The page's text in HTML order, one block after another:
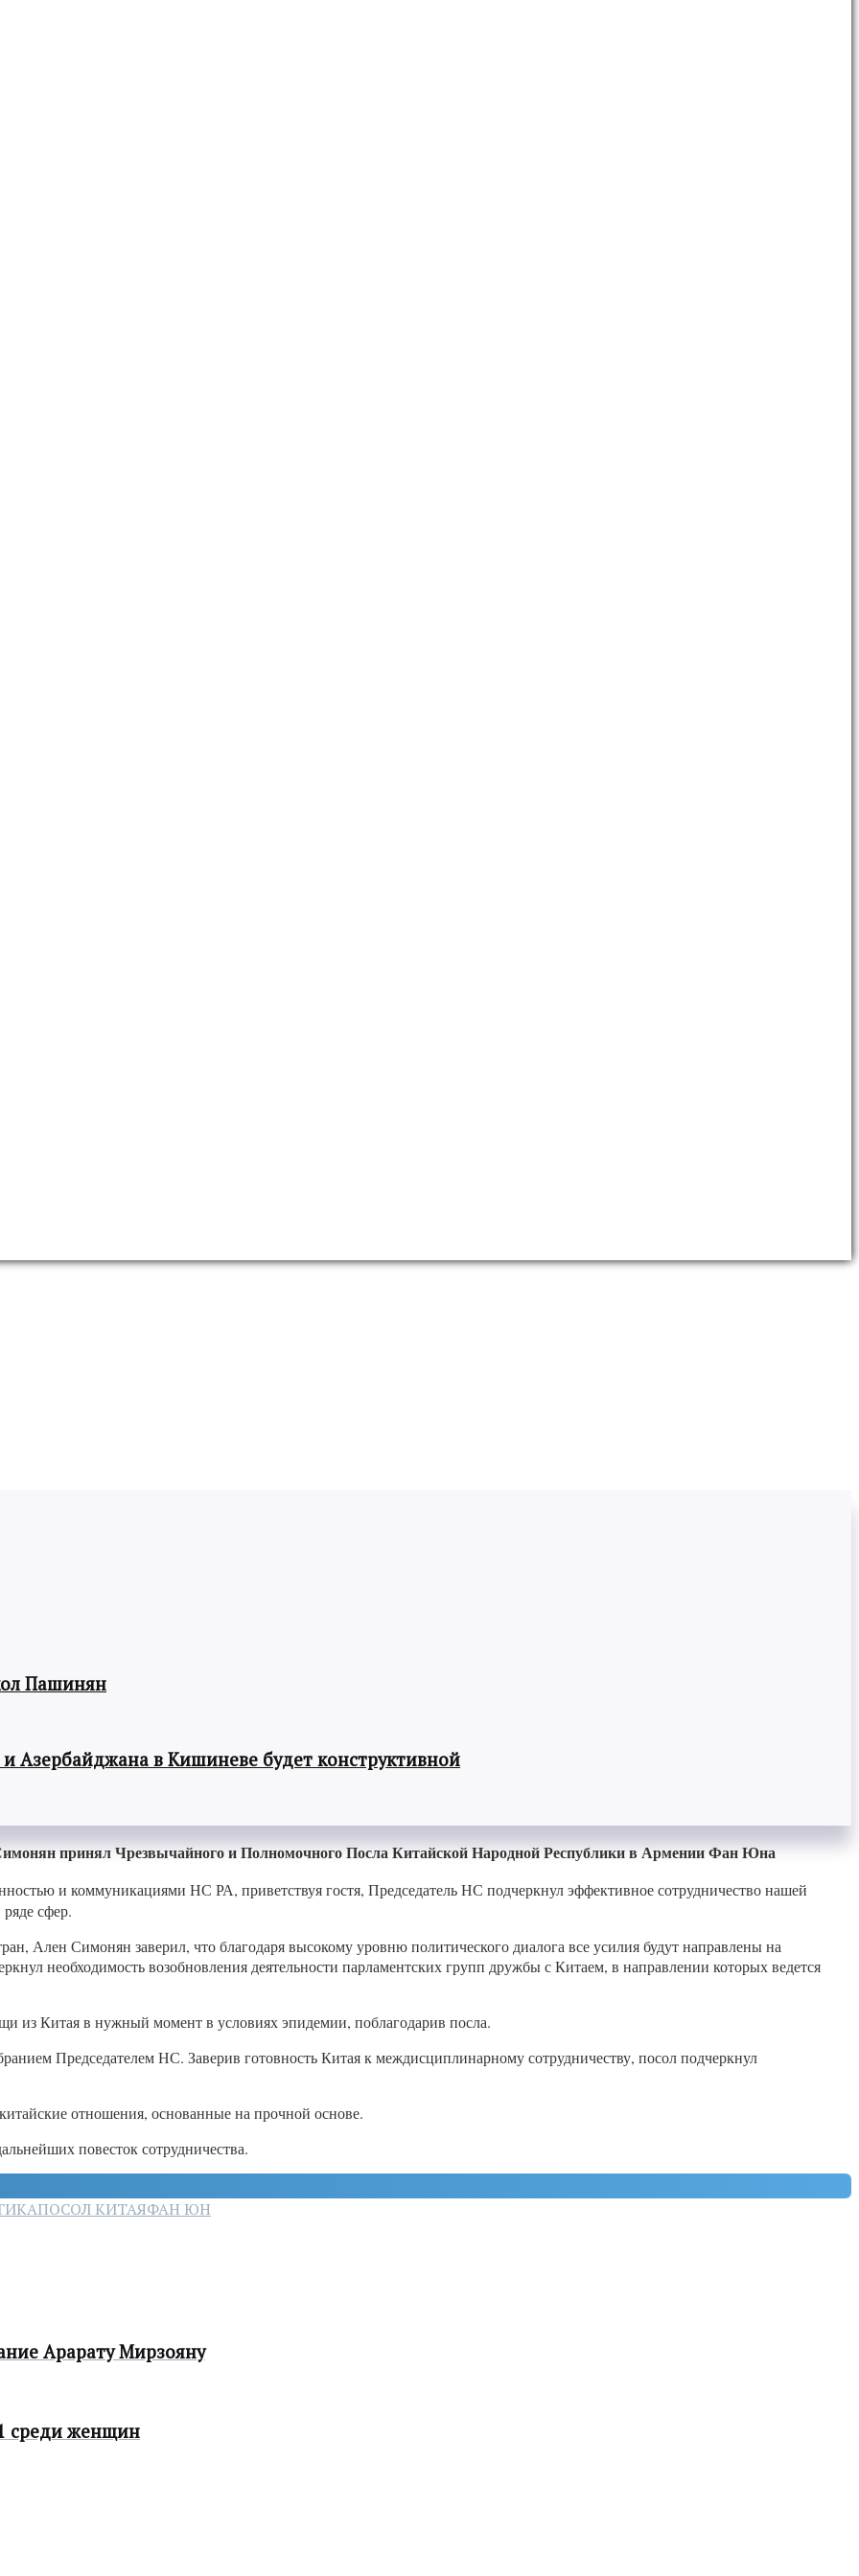
Пашинян
в Кишиневе будет конструктивной
принял Чрезвычайного и Полномочного Посла Китайской Народной Республики в Армении Фан Юна
и коммуникациями НС РА, приветствуя гостя, Председатель НС подчеркнул эффективное сотрудничество нашей
сфер.
Ален Симонян заверил, что благодаря высокому уровню политического диалога все усилия будут направлены на
необходимость возобновления деятельности парламентских групп дружбы с Китаем, в направлении которых ведется
из Китая в нужный момент в условиях эпидемии, поблагодарив посла.
Председателем НС. Заверив готовность Китая к междисциплинарному сотрудничеству, посол подчеркнул
отношения, основанные на прочной основе.
повесток сотрудничества.
ПОСОЛ КИТАЯФАН ЮН
Арарату Мирзояну
среди женщин